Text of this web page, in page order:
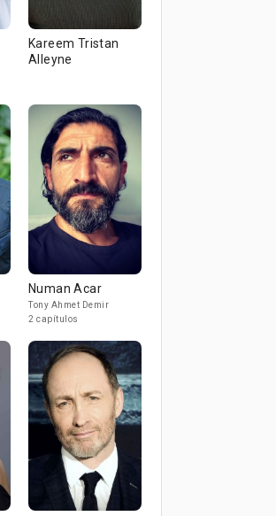
Kareem Tristan
Alleyne
Numan Acar
Tony Ahmet Demir
2 capítulos